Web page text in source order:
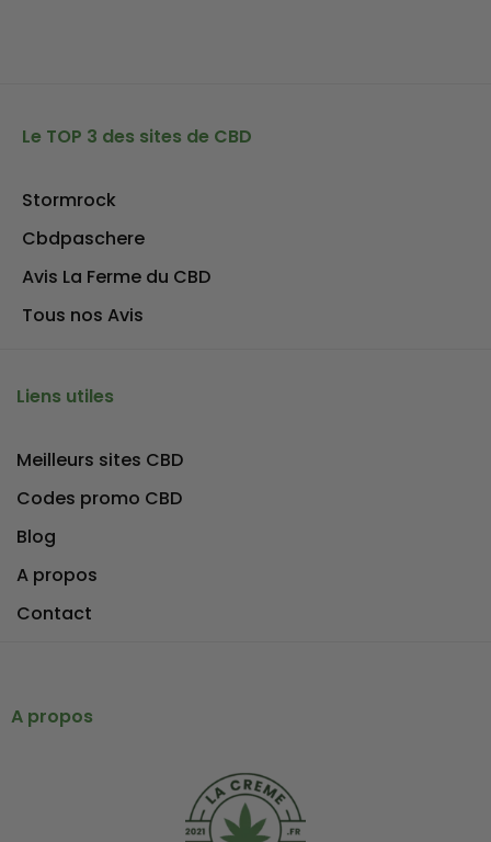
A propos
Liens utiles
Meilleurs sites CBD
Codes promo CBD
Blog
A propos
Contact
Le TOP 3 des sites de CBD
Stormrock
Cbdpaschere
Avis La Ferme du CBD
Tous nos Avis